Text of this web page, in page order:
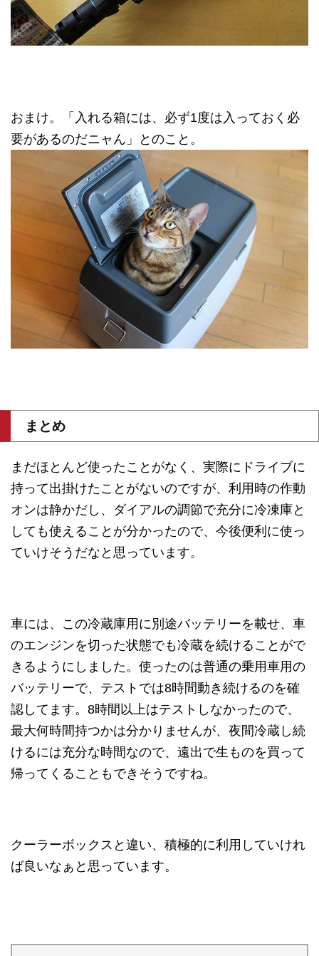
おまけ。「入れる箱には、必ず1度は入っておく必
要があるのだニャん」とのこと。
まとめ
まだほとんど使ったことがなく、実際にドライブに
持って出掛けたことがないのですが、利用時の作動
オンは静かだし、ダイアルの調節で充分に冷凍庫と
しても使えることが分かったので、今後便利に使っ
ていけそうだなと思っています。
車には、この冷蔵庫用に別途バッテリーを載せ、車
のエンジンを切った状態でも冷蔵を続けることがで
きるようにしました。使ったのは普通の乗用車用の
バッテリーで、テストでは8時間動き続けるのを確
認してます。8時間以上はテストしなかったので、
最大何時間持つかは分かりませんが、夜間冷蔵し続
けるには充分な時間なので、遠出で生ものを買って
帰ってくることもできそうですね。
クーラーボックスと違い、積極的に利用していけれ
ば良いなぁと思っています。